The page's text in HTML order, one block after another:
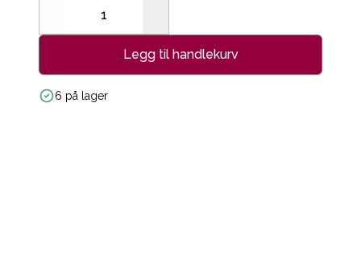
Decrease
Legg til handlekurv
6 på lager